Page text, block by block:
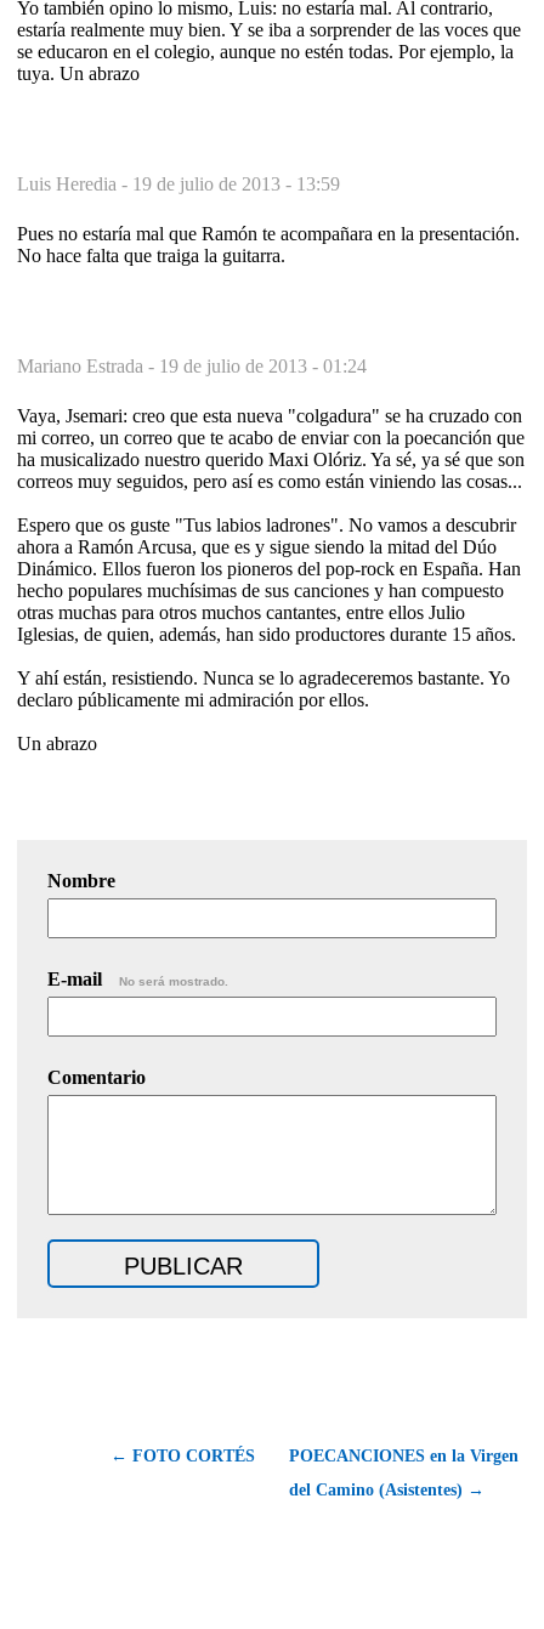
Yo también opino lo mismo, Luis: no estaría mal. Al contrario,
estaría realmente muy bien. Y se iba a sorprender de las voces que
se educaron en el colegio, aunque no estén todas. Por ejemplo, la
tuya. Un abrazo
Luis Heredia - 19 de julio de 2013 - 13:59
Pues no estaría mal que Ramón te acompañara en la presentación.
No hace falta que traiga la guitarra.
Mariano Estrada - 19 de julio de 2013 - 01:24
Vaya, Jsemari: creo que esta nueva "colgadura" se ha cruzado con
mi correo, un correo que te acabo de enviar con la poecanción que
ha musicalizado nuestro querido Maxi Olóriz. Ya sé, ya sé que son
correos muy seguidos, pero así es como están viniendo las cosas...
Espero que os guste "Tus labios ladrones". No vamos a descubrir
ahora a Ramón Arcusa, que es y sigue siendo la mitad del Dúo
Dinámico. Ellos fueron los pioneros del pop-rock en España. Han
hecho populares muchísimas de sus canciones y han compuesto
otras muchas para otros muchos cantantes, entre ellos Julio
Iglesias, de quien, además, han sido productores durante 15 años.
Y ahí están, resistiendo. Nunca se lo agradeceremos bastante. Yo
declaro públicamente mi admiración por ellos.
Un abrazo
Nombre
E-mail No será mostrado.
Comentario
← FOTO CORTÉS
POECANCIONES en la Virgen
del Camino (Asistentes) →